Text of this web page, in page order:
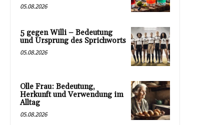
05.08.2026
5 gegen Willi – Bedeutung
und Ursprung des Sprichworts
05.08.2026
Olle Frau: Bedeutung,
Herkunft und Verwendung im
Alltag
05.08.2026